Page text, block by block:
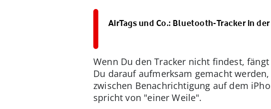
AirTags und Co.: Bluetooth-Tracker in
Wenn Du den Tracker nicht findest,
Du darauf aufmerksam gemacht
zwischen Benachrichtigung auf dem
spricht von "einer Weile".